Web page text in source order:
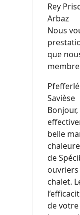
Rey
Arbaz
Nous
que
Savièse
belle
de
chalet.
de